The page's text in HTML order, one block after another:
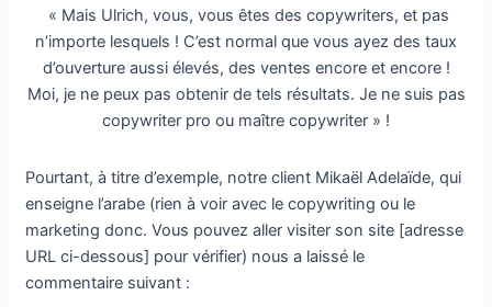
« Mais Ulrich, vous, vous êtes des copywriters, et pas
n’importe lesquels ! C’est normal que vous ayez des taux
d’ouverture aussi élevés, des ventes encore et encore !
Moi, je ne peux pas obtenir de tels résultats. Je ne suis pas
copywriter pro ou maître copywriter » !
Pourtant, à titre d’exemple, notre client Mikaël Adelaïde, qui
enseigne l’arabe (rien à voir avec le copywriting ou le
marketing donc. Vous pouvez aller visiter son site [adresse
URL ci-dessous] pour vérifier) nous a laissé le
commentaire suivant :